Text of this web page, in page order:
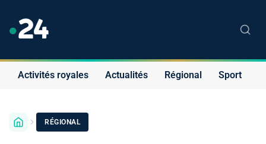
Activités royales Actualités Régional Sport
RÉGIONAL